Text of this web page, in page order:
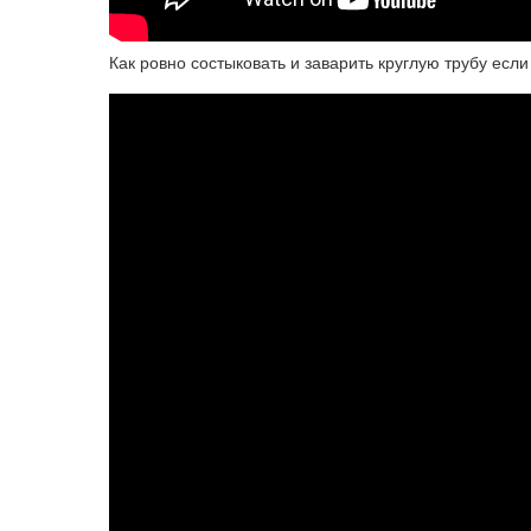
Как ровно состыковать и заварить круглую трубу